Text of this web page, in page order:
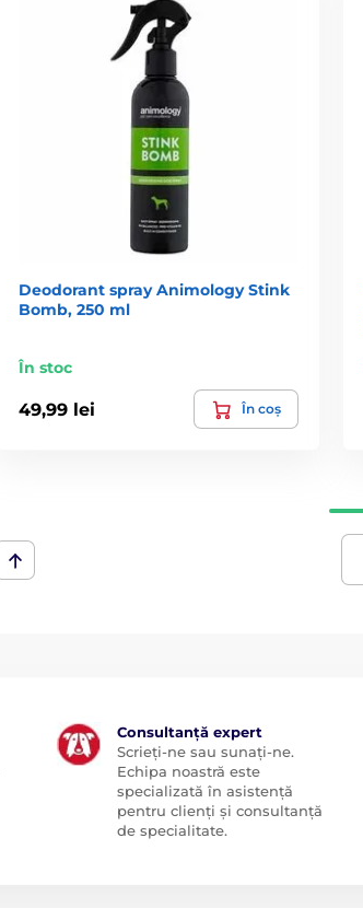
Deodorant spray Animology Stink
Bomb, 250 ml
În stoc
49,99 lei În coș
Consultanță expert
Scrieți-ne sau sunați-ne.
Echipa noastră este
specializată în asistență
pentru clienți și consultanță
de specialitate.